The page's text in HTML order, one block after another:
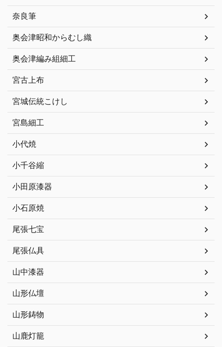
奈良筆
奥会津昭和からむし織
奥会津編み組細工
宮古上布
宮城伝統こけし
宮島細工
小代焼
小千谷縮
小田原漆器
小石原焼
尾張七宝
尾張仏具
山中漆器
山形仏壇
山形鋳物
山鹿灯籠